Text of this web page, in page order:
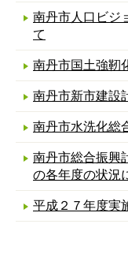
南丹市人口ビジ
て
南丹市国土強靭
南丹市新市建設
南丹市水洗化総
南丹市総合振興
の各年度の状況
平成２７年度実